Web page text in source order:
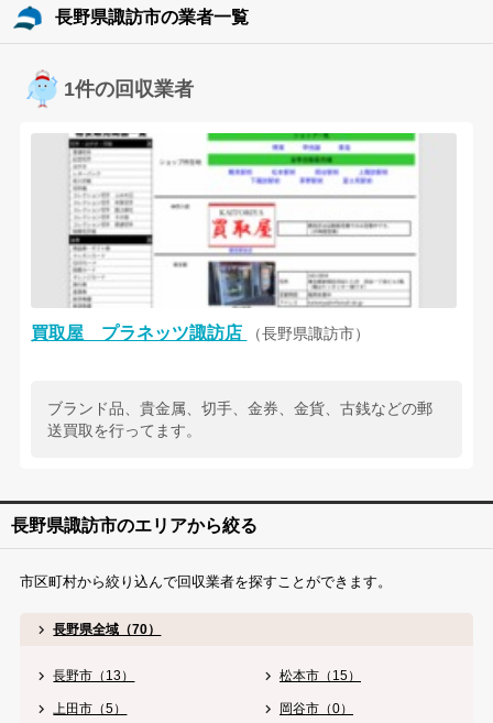
長野県諏訪市の業者一覧
1件の回収業者
買取屋 プラネッツ諏訪店 （長野県諏訪市）
ブランド品、貴金属、切手、金券、金貨、古銭などの郵
送買取を行ってます。
長野県諏訪市のエリアから絞る
市区町村から絞り込んで回収業者を探すことができます。
長野県全域（70）
長野市（13） 松本市（15）
上田市（5） 岡谷市（0）